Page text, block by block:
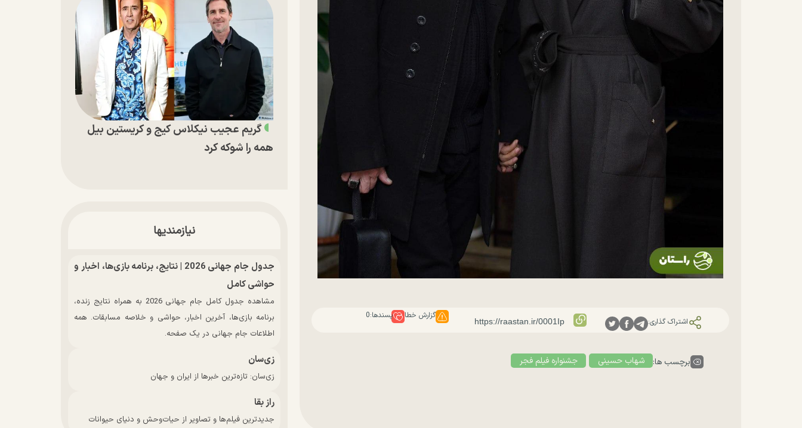
اشتراک گذاری:
گزارش خطا پسندها:0
برچسب ها: شهاب حسینی جشنواره فیلم فجر
گریم عجیب نیکلاس کیج و کریستین بیل
همه را شوکه کرد
نیازمندیها
جدول جام جهانی 2026 | نتایج، برنامه بازی‌ها، اخبار و
حواشی کامل
مشاهده جدول کامل جام جهانی 2026 به همراه نتایج زنده،
برنامه بازی‌ها، آخرین اخبار، حواشی و خلاصه مسابقات. همه
اطلاعات جام جهانی در یک صفحه.
زی‌سان
زی‌سان: تازه‌ترین خبرها از ایران و جهان
راز بقا
جدیدترین فیلم‌ها و تصاویر از حیات‌وحش و دنیای حیوانات